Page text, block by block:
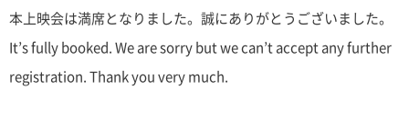
本上映会は満席となりました。誠にありがとうございました。
It’s fully booked. We are sorry but we can’t accept any further
registration. Thank you very much.